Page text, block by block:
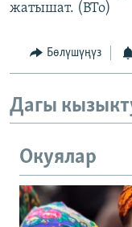
жатышат. (BTo)
Бөлүшүңүз
Дагы
Окуялар